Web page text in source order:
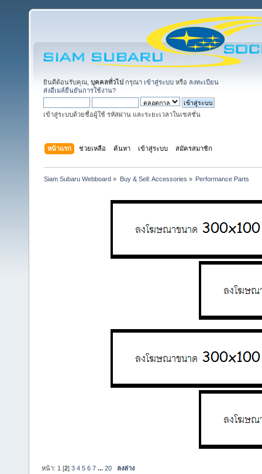
ยินดีต้อนรับคุณ, บุคคลทั่วไป กรุณา เข้าสู่ระบบ หรือ ลงทะเบียน
ส่งอีเมล์ยืนยันการใช้งาน?
เข้าสู่ระบบด้วยชื่อผู้ใช้ รหัสผ่าน และระยะเวลาในเซสชั่น
หน้าแรก ช่วยเหลือ ค้นหา เข้าสู่ระบบ สมัครสมาชิก
Siam Subaru Webboard » Buy & Sell: Accessories » Performance Parts
หน้า: 1 [2]3 4 5 6 7 ...20 ลงล่าง